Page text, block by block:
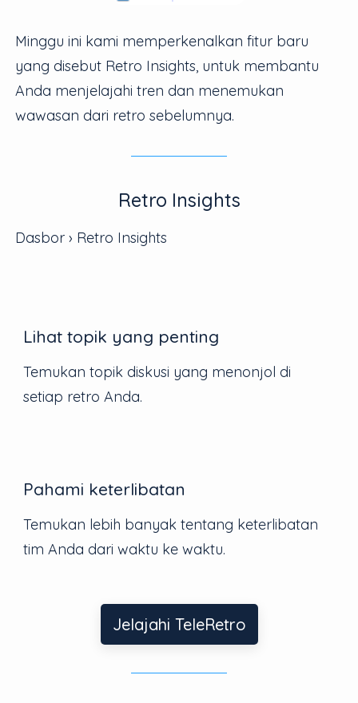
Minggu ini kami memperkenalkan fitur baru
yang disebut Retro Insights, untuk membantu
Anda menjelajahi tren dan menemukan
wawasan dari retro sebelumnya.
Retro Insights
Dasbor › Retro Insights
Lihat topik yang penting
Temukan topik diskusi yang menonjol di
setiap retro Anda.
Pahami keterlibatan
Temukan lebih banyak tentang keterlibatan
tim Anda dari waktu ke waktu.
Jelajahi TeleRetro